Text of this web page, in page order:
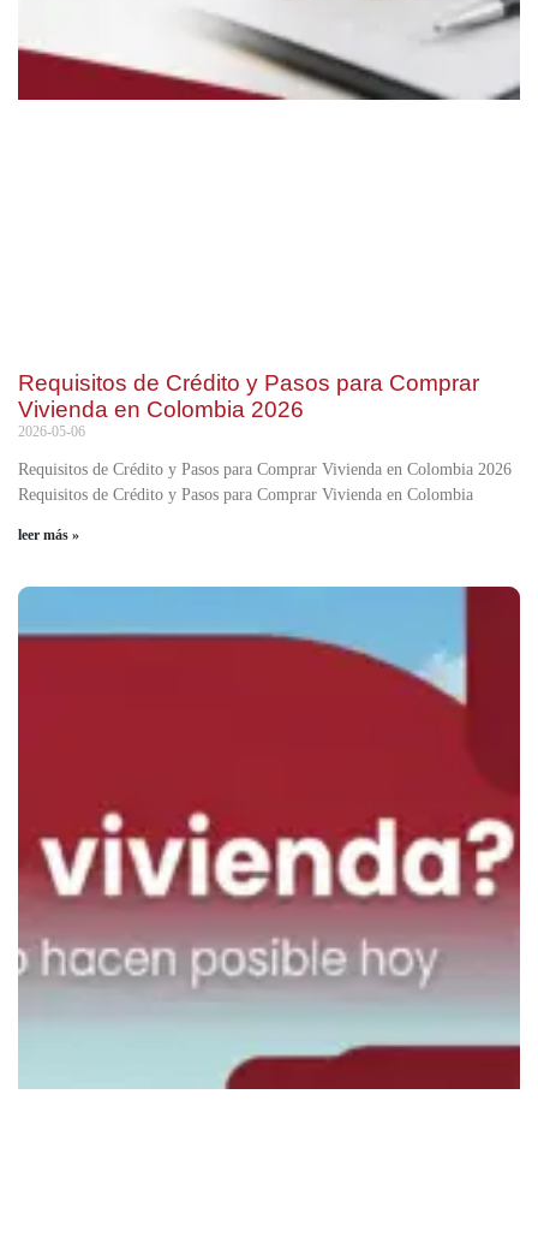
Requisitos de Crédito y Pasos para Comprar
Vivienda en Colombia 2026
2026-05-06
Requisitos de Crédito y Pasos para Comprar Vivienda en Colombia 2026
Requisitos de Crédito y Pasos para Comprar Vivienda en Colombia
leer más »